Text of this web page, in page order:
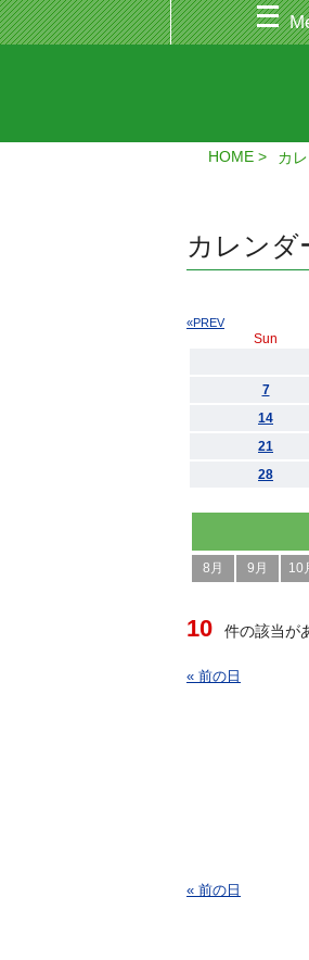
HOME カ
カレンダ
«PREV
Sun
7
14
21
28
8月 9月 10
10 件の該当が
« 前の日
« 前の日